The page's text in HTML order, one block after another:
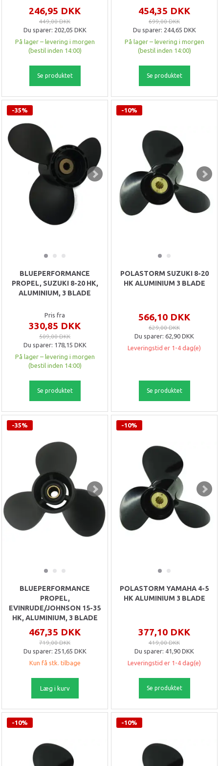
246,95 DKK
449,00 DKK
Du sparer: 202,05 DKK
På lager – levering i morgen
(bestil inden 14:00)
Se produktet
454,35 DKK
699,00 DKK
Du sparer: 244,65 DKK
På lager – levering i morgen
(bestil inden 14:00)
Se produktet
-35%
BLUEPERFORMANCE
PROPEL, SUZUKI 8-20 HK,
ALUMINIUM, 3 BLADE
Pris fra
330,85 DKK
509,00 DKK
Du sparer: 178,15 DKK
På lager – levering i morgen
(bestil inden 14:00)
Se produktet
-10%
POLASTORM SUZUKI 8-20
HK ALUMINIUM 3 BLADE
566,10 DKK
629,00 DKK
Du sparer: 62,90 DKK
Leveringstid er 1-4 dag(e)
Se produktet
-35%
BLUEPERFORMANCE
PROPEL,
EVINRUDE/JOHNSON 15-35
HK, ALUMINIUM, 3 BLADE
467,35 DKK
719,00 DKK
Du sparer: 251,65 DKK
Kun få stk. tilbage
Læg i kurv
-10%
POLASTORM YAMAHA 4-5
HK ALUMINIUM 3 BLADE
377,10 DKK
419,00 DKK
Du sparer: 41,90 DKK
Leveringstid er 1-4 dag(e)
Se produktet
-10% -10%